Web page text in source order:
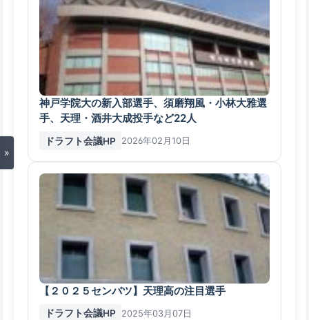
»
神戸学院大の新入部選手、須磨翔風・小林大雅選
手、天理・酒井大成投手など22人
ドラフト会議HP 2026年02月10日
【２０２５センバツ】天理高の注目選手
ドラフト会議HP 2025年03月07日